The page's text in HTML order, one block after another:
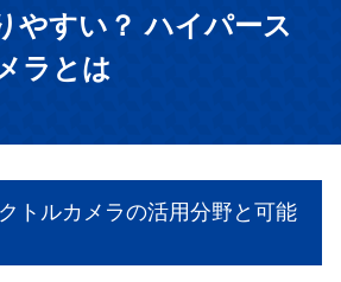
やすい？ ハイパース
ラとは
トルカメラの活用分野と可能